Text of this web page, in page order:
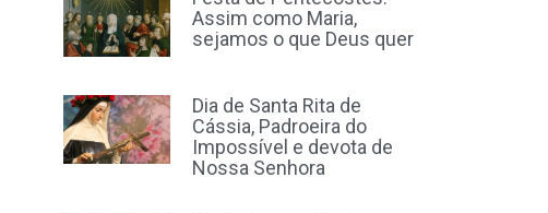
Assim como Maria,
sejamos o que Deus quer
Dia de Santa Rita de
Cássia, Padroeira do
Impossível e devota de
Nossa Senhora